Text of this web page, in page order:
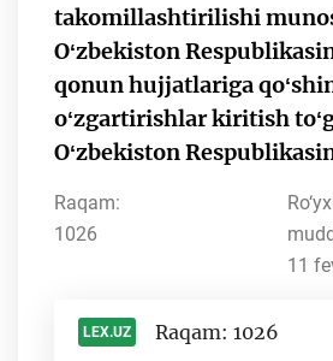
takomillashtirilishi
Oʻzbekiston
qonun hujjatlariga
oʻzgartirishlar kiritish
Oʻzbekiston
Raqam:
1026
11
LEX.UZ Raqam: 1026